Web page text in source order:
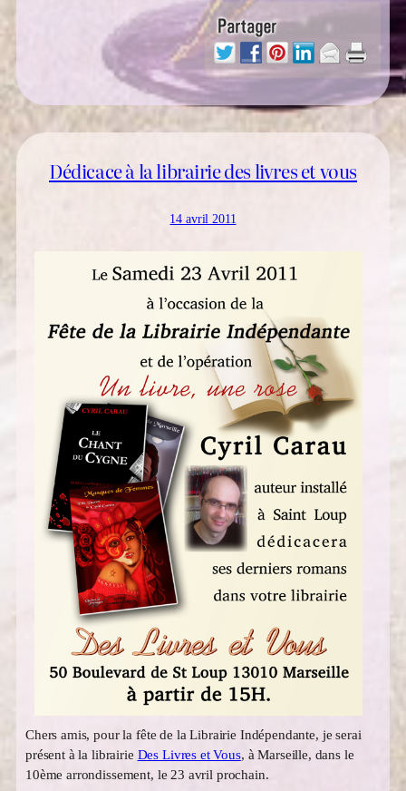
Dédicace à la librairie des livres et vous
14 avril 2011
Chers amis, pour la fête de la Librairie Indépendante, je serai
présent à la librairie Des Livres et Vous, à Marseille, dans le
10ème arrondissement, le 23 avril prochain.